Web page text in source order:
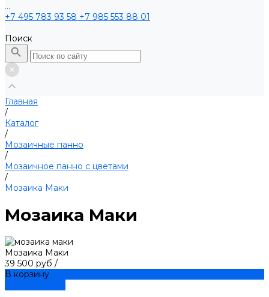
...
+7 495 783 93 58 +7 985 553 88 01
Поиск
Главная
/
Каталог
/
Мозаичные панно
/
Мозаичное панно с цветами
/
Мозаика Маки
Мозаика Маки
Мозаика Маки
39 500 руб /
В корзину